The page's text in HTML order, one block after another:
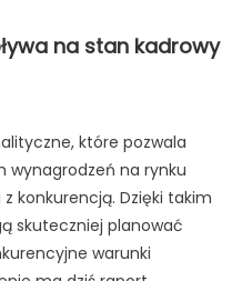
na stan kadrowy
które pozwala
wynagrodzeń na rynku
konkurencją. Dzięki takim
skuteczniej planować
warunki